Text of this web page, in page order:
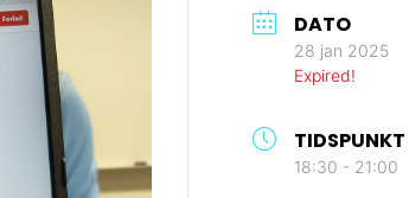
DATO
28 jan 2025
Expired!
TIDSPUNKT
18:30 - 21:00